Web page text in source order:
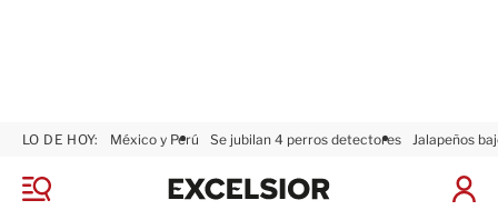
M
LO DE HOY: México y Perú Se jubilan 4 perros detectores Jalapeños
I
x